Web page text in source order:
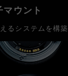
ウント
るシステムを構築